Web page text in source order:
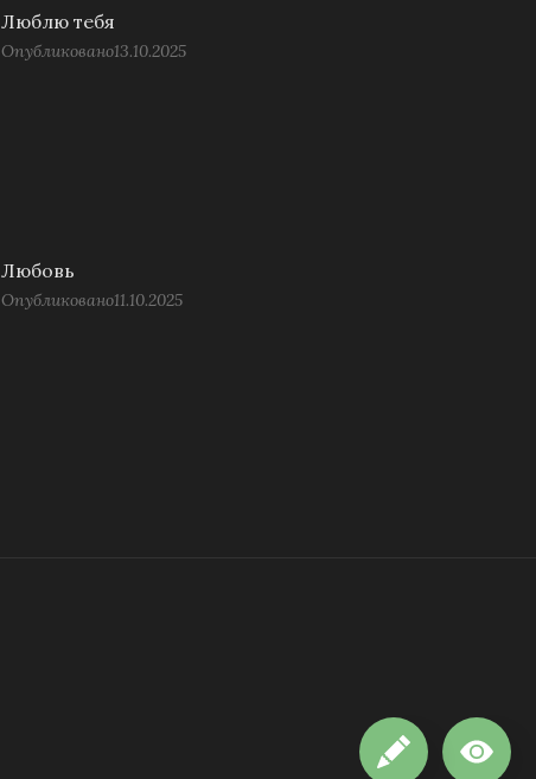
Люблю тебя
Опубликовано13.10.2025
Любовь
Опубликовано11.10.2025